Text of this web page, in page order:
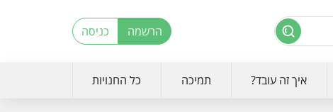
הרשמה כניסה
איך זה עובד? תמיכה כל החנויות